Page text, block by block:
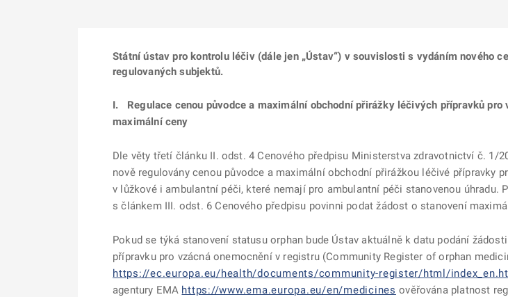
Státní ústav pro kontrolu léčiv (dále jen „Ústav“) v souvislosti s vydáním nového
regulovaných subjektů.
I.
Regulace cenou původce a maximální obchodní přirážky léčivých přípravků
maximální ceny
Dle věty třetí článku II. odst. 4 Cenového předpisu Ministerstva zdravotnictví č. 1/
nově regulovány cenou původce a maximální obchodní přirážkou léčivé přípravky
v lůžkové i ambulantní péči, které nemají pro ambulantní péči stanovenou
s článkem III. odst. 6 Cenového předpisu povinni podat žádost o stanovení
Pokud se týká stanovení statusu orphan bude Ústav aktuálně k datu podání
přípravku pro vzácná onemocnění v registru (Community Register of orphan
https://ec.europa.eu/health/documents/community-register/html/
agentury EMA https://www.ema.europa.eu/en/medicines ověřována platnost